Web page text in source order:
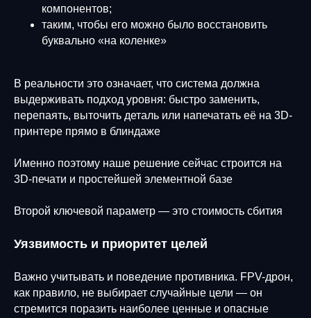
компонентов;
таким, чтобы его можно было восстановить
буквально «на коленке»
В реальности это означает, что система должна
выдерживать подход уровня: быстро заменить,
перепаять, выточить деталь или напечатать её на 3D-
принтере прямо в блиндаже
Именно поэтому наше решение сейчас строится на
3D-печати и простейшей элементной базе
Второй ключевой параметр — это стоимость сбития
Уязвимость и приоритет целей
Важно учитывать и поведение противника. FPV-дрон,
как правило, не выбирает случайные цели — он
стремится поразить наиболее ценные и опасные